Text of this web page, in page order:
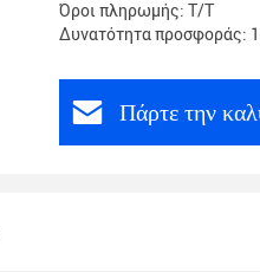
Όροι πληρωμής: Τ/Τ
Δυνατότητα προσφοράς:
Πάρτε την